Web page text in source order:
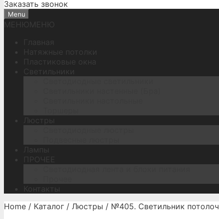
Заказать звонок
Menu
МЕНЮМЕНЮ
Главная
Натяжные потолки
Пластиковые окна
Светильники
Люстры
Лампы
ПРОЧЕЕ
Контакты
Home / Каталог / Люстры / №405. Светильник